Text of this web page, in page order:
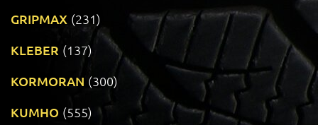
GRIPMAX (231)
KLEBER (137)
KORMORAN (300)
KUMHO (555)